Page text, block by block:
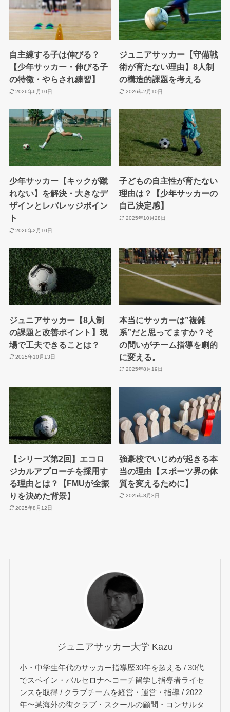
自主練する子は伸びる？
【少年サッカー・伸びる子
の特徴・やらされ練習】
2026年6月10日
ジュニアサッカー【守備戦
術が育たない理由】8人制
の構造的課題を考える
2026年2月10日
少年サッカー【キックが蹴
れない】を解決・大きなデ
ザインとレバレッジポイン
ト
2026年2月10日
子どもの自主性が育たない
理由は？【少年サッカーの
自己決定感】
2025年10月28日
ジュニアサッカー【8人制
の課題と改善ポイント】現
場で工夫できることは？
2025年10月13日
本当にサッカーは”複雑
系”だと思ってますか？そ
の問いがチーム指導を劇的
に変える。
2025年8月19日
【シリーズ第2回】エコロ
ジカルアプローチを採用す
る理由とは？【FMUが全振
りを決めた背景】
2025年8月12日
強豪校でいじめが起きる本
当の理由【スポーツ界の体
質を変えるために】
2025年8月8日
ジュニアサッカー大学 Kazu
小・中学生年代のサッカー指導歴30年を超える / 30代
でスペイン・バルセロナへコーチ留学し指導者ライセ
ンスを取得 / クラブチームを経営・運営・指導 / 2022
年〜某海外の街クラブ・スクールの顧問・コンサルタ